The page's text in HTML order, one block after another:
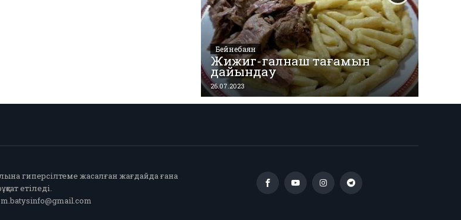
Бейнебаян
Жижиг-галнаш тағамын
дайындау
26.07.2023
гиперсілтеме жасалған жағдайда ғана
етіледі.